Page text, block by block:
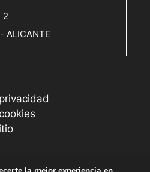
2
ALICANTE